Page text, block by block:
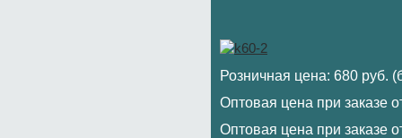
Розничная цена: 680 руб.
Оптовая цена при заказе
Оптовая цена при заказе